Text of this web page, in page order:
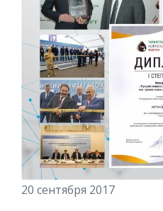
20 сентября 2017